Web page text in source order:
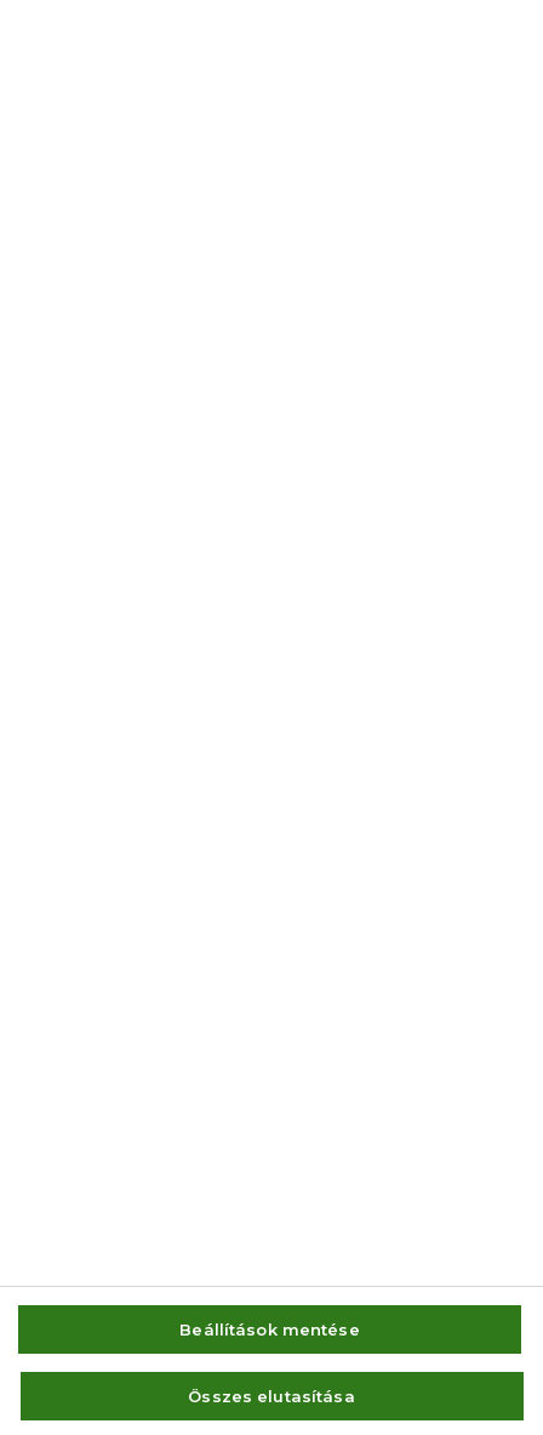
© 2014-2026 AMC Global Media Inc. Minden jog fenntartva.
IMPRESSZUM
FELHASZNÁLÁSI FELTÉTELEK
VISSZAÉLÉS-BEJELENTÉS
Beállítások mentése
Összes elutasítása